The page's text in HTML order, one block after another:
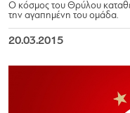
Ο κόσμος του Θρύλου
την αγαπημένη του ομάδα.
20.03.2015